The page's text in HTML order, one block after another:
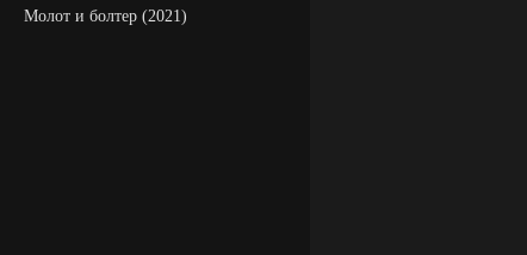
Молот и болтер (2021)